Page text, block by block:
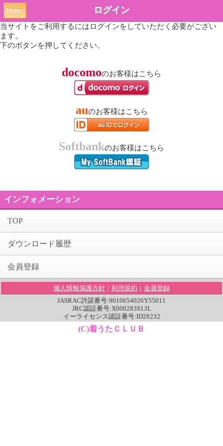
Home ログイン
当サイトをご利用するにはログインをしていただく必要がござい
ます。
下のボタンを押してください。
docomoのお客様はこちら
auのお客様はこちら
Softbankのお客様はこちら
インフォメーション
TOP
ダウンロード履歴
会員登録
個人情報保護方針 ｜ 利用規約 ｜ 会員登録
JASRAC許諾番号:9010654026Y55011
JRC認証番号:X000283S13L
イーライセンス認証番号:ID28232
(C)着うたＣＬＵＢ